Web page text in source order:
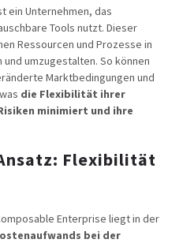
ein Unternehmen, das
Tools nutzt. Dieser
Ressourcen und Prozesse in
umzugestalten. So können
Marktbedingungen und
die Flexibilität ihrer
minimiert und ihre
Flexibilität
Enterprise liegt in der
bei der